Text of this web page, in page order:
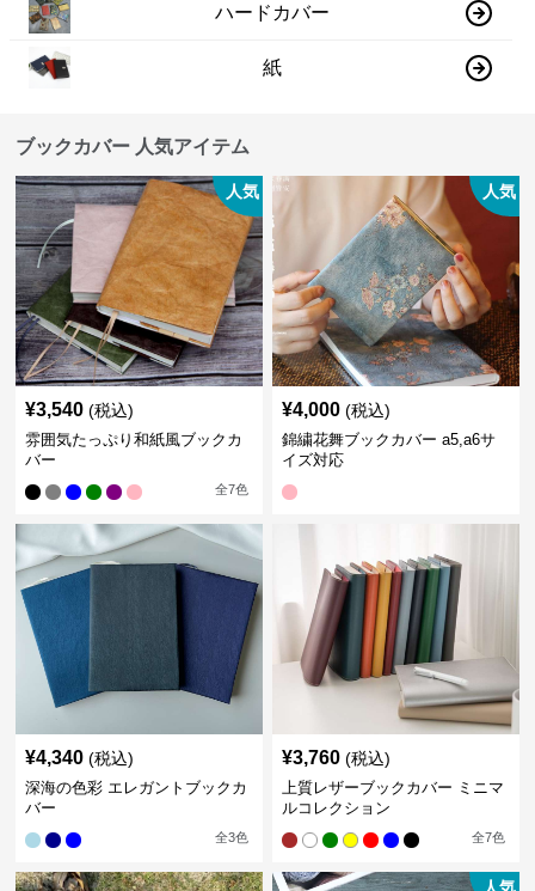
ハードカバー
紙
ブックカバー 人気アイテム
人気
¥3,540 (税込)
雰囲気たっぷり和紙風ブックカ
バー
全7色
人気
¥4,000 (税込)
錦繍花舞ブックカバー a5,a6サ
イズ対応
¥4,340 (税込)
深海の色彩 エレガントブックカ
バー
全3色
¥3,760 (税込)
上質レザーブックカバー ミニマ
ルコレクション
全7色